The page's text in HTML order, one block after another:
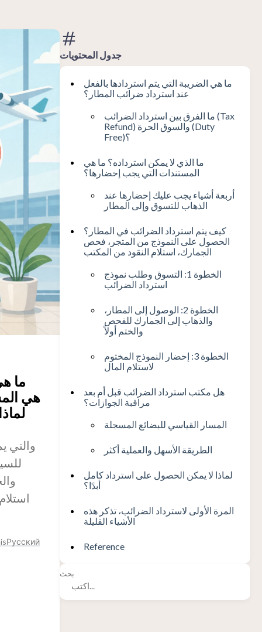
جدول المحتويات
ما هي الضريبة التي يتم استردادها بالفعل
عند استرداد ضرائب المطار؟
ما الفرق بين استرداد الضرائب (Tax
Refund) والسوق الحرة (Duty
Free)؟
ما الذي لا يمكن استرداده؟ ما هي
المستندات التي يجب إحضارها؟
أربعة أشياء يجب عليك إحضارها عند
الذهاب للتسوق وإلى المطار
كيف يتم استرداد الضرائب في المطار؟
الحصول على النموذج من المتجر، فحص
الجمارك، استلام النقود من المكتب
الخطوة 1: التسوق وطلب نموذج
استرداد الضرائب
الخطوة 2: الوصول إلى المطار،
والذهاب إلى الجمارك للفحص
والختم أولاً
الخطوة 3: إحضار النموذج المختوم
لاستلام المال
هل مكتب استرداد الضرائب قبل أم بعد
مراقبة الجوازات؟
المسار القياسي للبضائع المسجلة
الطريقة الأسهل والعملية أكثر
لماذا لا يمكن الحصول على استرداد كامل
أبدًا؟
المرة الأولى لاسترداد الضرائب، تذكر هذه
الأشياء القليلة
Reference
بحث
ما
هي
Русский